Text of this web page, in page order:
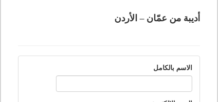
أديبة من عمّان – الأردن
الاسم بالكامل